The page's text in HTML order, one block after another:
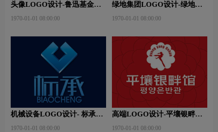
头像LOGO设计-鲁迅基金会
1970-01-01 08:00:00
绿地集团LOGO设计-绿地集
1970-01-01 08:00:00
机械设备LOGO设计- 标承机
1970-01-01 08:00:00
高端LOGO设计-平壤银畔馆
1970-01-01 08:00:00